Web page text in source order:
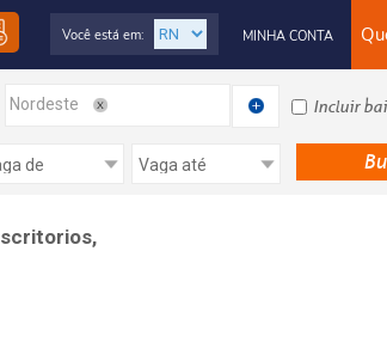
MINHA CONTA
Você está em:
Nordeste Incluir